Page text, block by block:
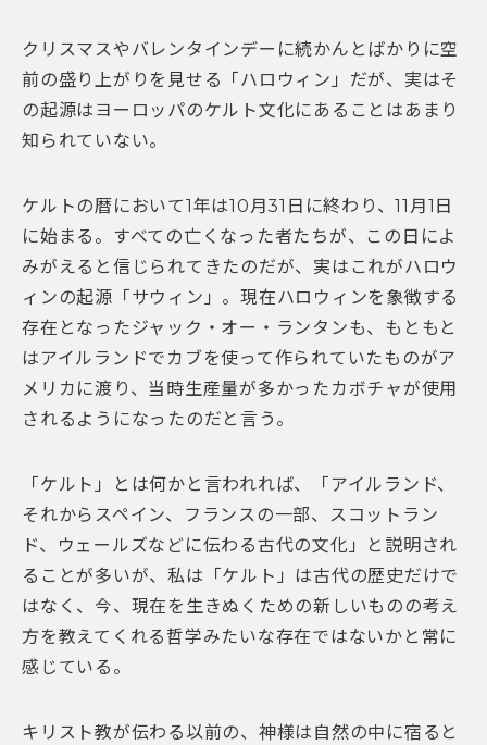
クリスマスやバレンタインデーに続かんとばかりに空
前の盛り上がりを見せる「ハロウィン」だが、実はそ
の起源はヨーロッパのケルト文化にあることはあまり
知られていない。
ケルトの暦において1年は10月31日に終わり、11月1日
に始まる。すべての亡くなった者たちが、この日によ
みがえると信じられてきたのだが、実はこれがハロウ
ィンの起源「サウィン」。現在ハロウィンを象徴する
存在となったジャック・オー・ランタンも、もともと
はアイルランドでカブを使って作られていたものがア
メリカに渡り、当時生産量が多かったカボチャが使用
されるようになったのだと言う。
「ケルト」とは何かと言われれば、「アイルランド、
それからスペイン、フランスの一部、スコットラン
ド、ウェールズなどに伝わる古代の文化」と説明され
ることが多いが、私は「ケルト」は古代の歴史だけで
はなく、今、現在を生きぬくための新しいものの考え
方を教えてくれる哲学みたいな存在ではないかと常に
感じている。
キリスト教が伝わる以前の、神様は自然の中に宿ると